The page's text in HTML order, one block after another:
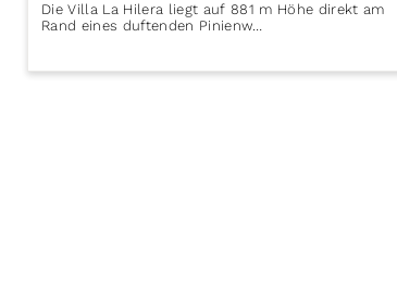
Die Villa La Hilera liegt auf 881 m Höhe direkt am
Rand eines duftenden Pinienw…